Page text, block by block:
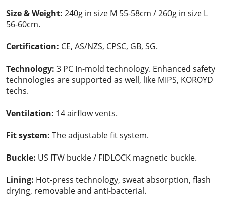
Size & Weight: 240g in size M 55-58cm / 260g in size L
56-60cm.
Certification: CE, AS/NZS, CPSC, GB, SG.
Technology: 3 PC In-mold technology. Enhanced safety
technologies are supported as well, like MIPS, KOROYD
techs.
Ventilation: 14 airflow vents.
Fit system: The adjustable fit system.
Buckle: US ITW buckle / FIDLOCK magnetic buckle.
Lining: Hot-press technology, sweat absorption, flash
drying, removable and anti-bacterial.